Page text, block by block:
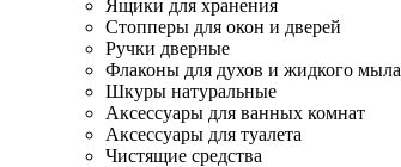
Ящики для хранения
Стопперы для окон и дверей
Ручки дверные
Флаконы для духов и жидкого мыла
Шкуры натуральные
Аксессуары для ванных комнат
Аксессуары для туалета
Чистящие средства